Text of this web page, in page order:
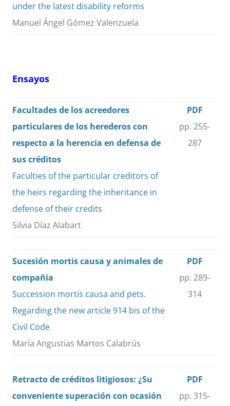
under the latest disability reforms
Manuel Ángel Gómez Valenzuela
Ensayos
Facultades de los acreedores
particulares de los herederos con
respecto a la herencia en defensa de
sus créditos
Faculties of the particular creditors of
the heirs regarding the inheritance in
defense of their credits
Silvia Díaz Alabart
PDF
pp. 255-
287
Sucesión mortis causa y animales de
compañia
Succession mortis causa and pets.
Regarding the new article 914 bis of the
Civil Code
María Angustias Martos Calabrús
PDF
pp. 289-
314
Retracto de créditos litigiosos: ¿Su
conveniente superación con ocasión
PDF
pp. 315-